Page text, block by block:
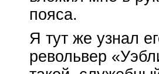
пояса.
Я тут же узнал
револьвер